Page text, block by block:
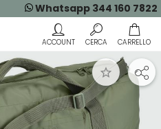
Whatsapp 344 160 7822